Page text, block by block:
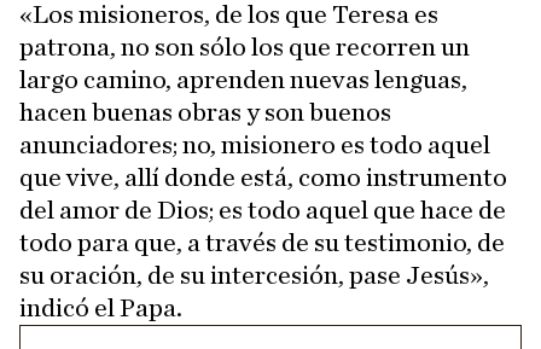
«Los misioneros, de los que Teresa es
patrona, no son sólo los que recorren un
largo camino, aprenden nuevas lenguas,
hacen buenas obras y son buenos
anunciadores; no, misionero es todo aquel
que vive, allí donde está, como instrumento
del amor de Dios; es todo aquel que hace de
todo para que, a través de su testimonio, de
su oración, de su intercesión, pase Jesús»,
indicó el Papa.